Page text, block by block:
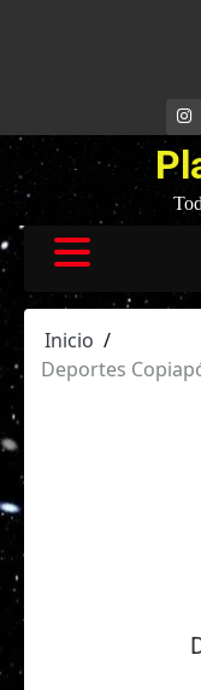
Inicio
Deportes